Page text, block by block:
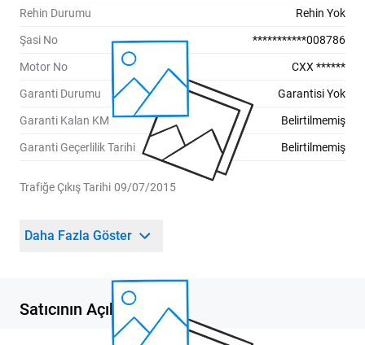
Rehin Durumu Rehin Yok
Şasi No ***********008786
Motor No CXX ******
Garanti Durumu Garantisi Yok
Garanti Kalan KM Belirtilmemiş
Garanti Geçerlilik Tarihi Belirtilmemiş
Trafiğe Çıkış Tarihi 09/07/2015
Daha Fazla Göster
Satıcının Açıklaması